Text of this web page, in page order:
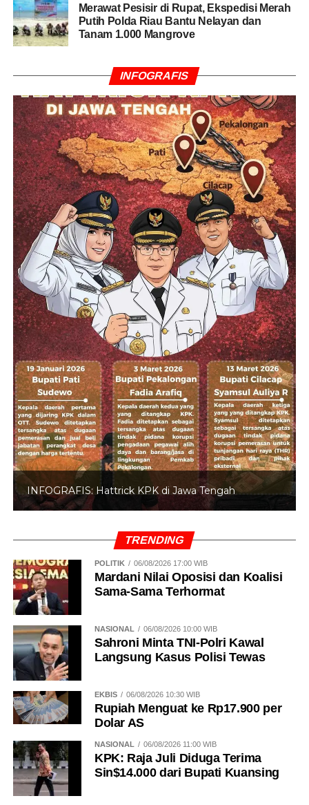
Merawat Pesisir di Rupat, Ekspedisi Merah
Putih Polda Riau Bantu Nelayan dan
Tanam 1.000 Mangrove
INFOGRAFIS
INFOGRAFIS: Hattrick KPK di Jawa Tengah
TRENDING
POLITIK 06/08/2026 17:00 WIB
Mardani Nilai Oposisi dan Koalisi
Sama-Sama Terhormat
NASIONAL 06/08/2026 10:00 WIB
Sahroni Minta TNI-Polri Kawal
Langsung Kasus Polisi Tewas
EKBIS 06/08/2026 10:30 WIB
Rupiah Menguat ke Rp17.900 per
Dolar AS
NASIONAL 06/08/2026 11:00 WIB
KPK: Raja Juli Diduga Terima
Sin$14.000 dari Bupati Kuansing